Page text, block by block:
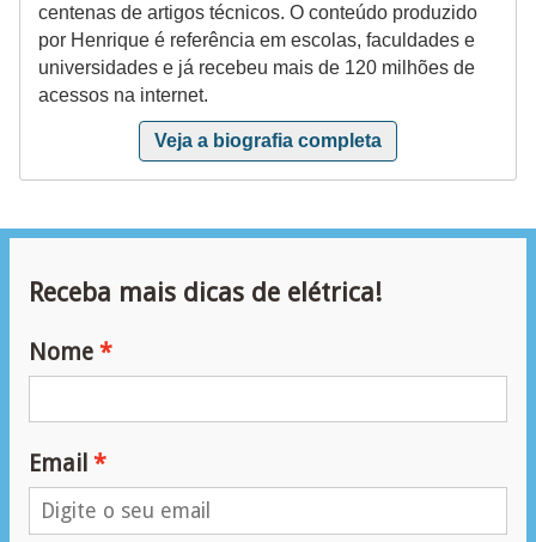
centenas de artigos técnicos. O conteúdo produzido
por Henrique é referência em escolas, faculdades e
universidades e já recebeu mais de 120 milhões de
acessos na internet.
Veja a biografia completa
Receba mais dicas de elétrica!
Nome
Email
r
u
m
o
d
e
m
e
d
i
ç